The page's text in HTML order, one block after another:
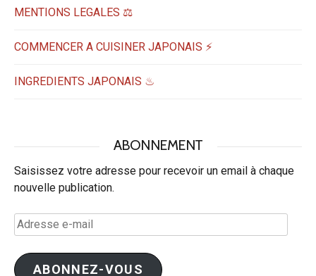
MENTIONS LEGALES ⚖️
COMMENCER A CUISINER JAPONAIS ⚡
INGREDIENTS JAPONAIS ♨
ABONNEMENT
Saisissez votre adresse pour recevoir un email à chaque
nouvelle publication.
Adresse
e-
mail
ABONNEZ-VOUS